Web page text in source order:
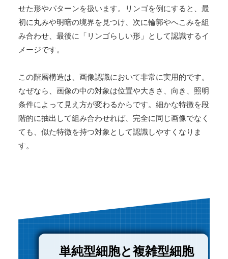
せた形やパターンを扱います。リンゴを例にすると、最
初に丸みや明暗の境界を見つけ、次に輪郭やへこみを組
み合わせ、最後に「リンゴらしい形」として認識するイ
メージです。
この階層構造は、画像認識において非常に実用的です。
なぜなら、画像の中の対象は位置や大きさ、向き、照明
条件によって見え方が変わるからです。細かな特徴を段
階的に抽出して組み合わせれば、完全に同じ画像でなく
ても、似た特徴を持つ対象として認識しやすくなりま
す。
単純型細胞と複雑型細胞